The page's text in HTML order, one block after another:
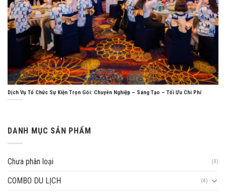
Dịch Vụ Tổ Chức Sự Kiện Trọn Gói: Chuyên Nghiệp – Sáng Tạo – Tối Ưu Chi Phí
DANH MỤC SẢN PHẨM
Chưa phân loại (0)
COMBO DU LỊCH (4)